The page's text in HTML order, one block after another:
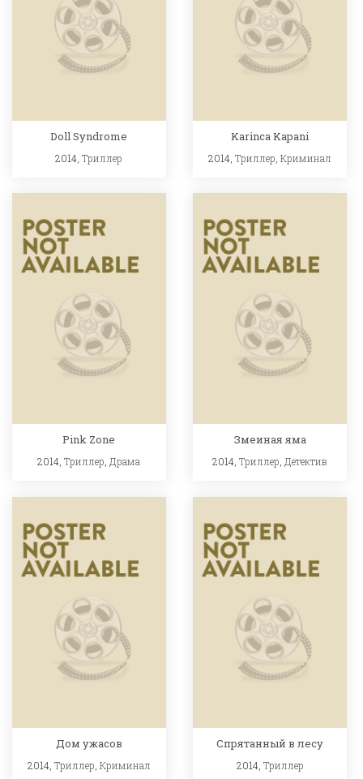
Doll Syndrome
2014,Триллер
Karinca Kapani
2014,Триллер ,Криминал
Pink Zone
2014,Триллер,Драма
Змеиная яма
2014,Триллер,Детектив
Дом ужасов
2014, Триллер Криминал
Спрятанный в лесу
2014, Триллер